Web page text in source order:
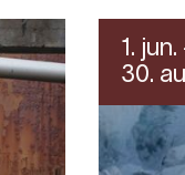
1. jun.
30.